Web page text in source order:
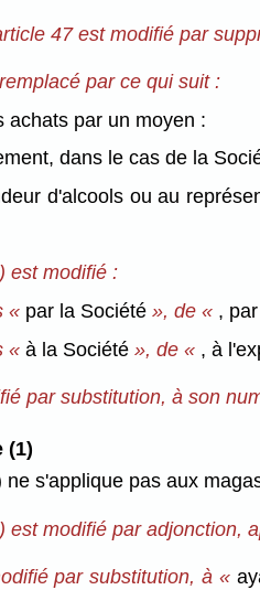
47 est modifié par
par ce qui suit :
achats par un moyen :
dans le cas de la
d'alcools ou au
est modifié :
« par la Société», de « ,
« à la Société», de « , à
par substitution, à son
(1)
ne s'applique pas aux
est modifié par adjonction,
par substitution, à «